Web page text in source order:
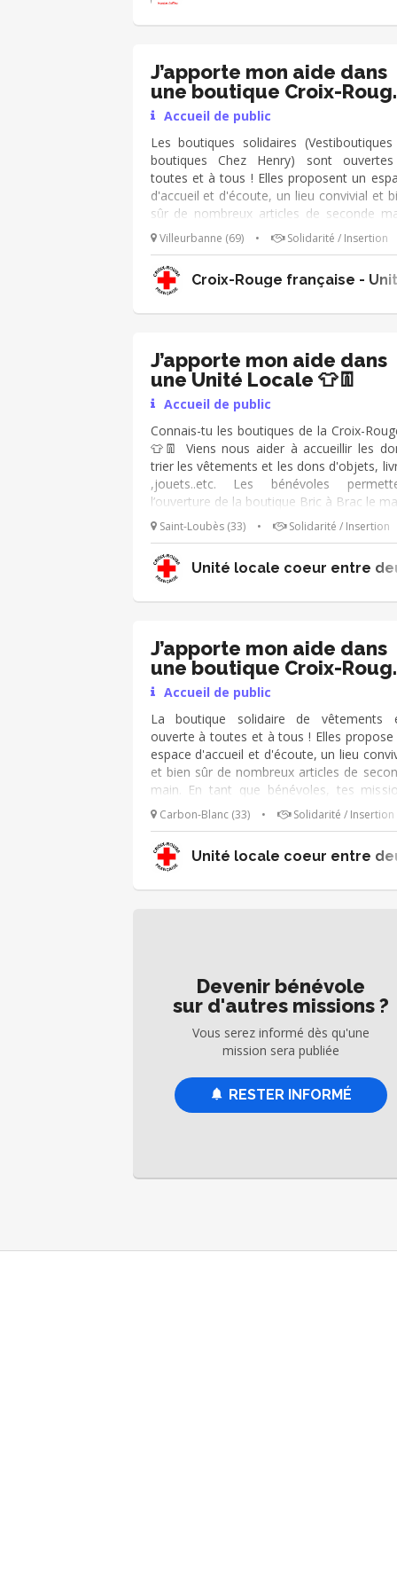
de 6 h30 afin de nous donner un coup
placement des exposants - Aide a
restauration - Aide au Bar - Aide a
surveillance du lieu (Parking de Pirmil ) -
au nettoyage en fin de vide grenier
J’apporte mon aide dans
une boutique Croix-
👕Accueil de public
Les boutiques solidaires
boutiques Chez Henry) sont
toutes et à tous ! Elles proposent un
d'accueil et d'écoute, un lieu convivial et
sûr de nombreux articles de seconde
En tant que bénévoles, tes missions sont :
Accueillir les publics (clients,
personnes accompagnées) et présenter
boutique ➔ Veiller au
réapprovisionnement des portants
vêtements Tu es polyvalent et as le sens
l'écoute ? Rejoins-nous 😀
Villeurbanne (69) • Solidarité / Insertion
Croix-Rouge française -
J’apporte mon aide dans
une Unité Locale 👕👖
Accueil de public
Connais-tu les boutiques de la Croix-
👕👖 Viens nous aider à accueillir les
trier les vêtements et les dons d'objets,
,jouets..etc. Les bénévoles
l’ouverture de la boutique Bric à Brac le
et le samedi et ont pour mission : ➔
les publics (donateurs et
accompagnées) dans un esprit d’écoute et
convivialité ➔ Participer au tri des
➔ Recevoir les personnes. Tu es
Saint-Loubès (33) • Solidarité / Insertion
Unité locale coeur entre
J’apporte mon aide dans
une boutique Croix-
👕Accueil de public
La boutique solidaire de vêtements
ouverte à toutes et à tous ! Elles propose
espace d'accueil et d'écoute, un lieu
et bien sûr de nombreux articles de
main. En tant que bénévoles, tes
sont : ➔ Accueillir les publics
donateurs, personnes accompagnées)
présenter la boutique ➔ Veiller au
réapprovisionnement des
Recevoir les personnes accompagnées
Carbon-Blanc (33) • Solidarité / Insertion
Unité locale coeur entre
Devenir bénévole
sur d'autres missions ?
Vous serez informé dès qu'une
mission sera publiée
RESTER INFORMÉ